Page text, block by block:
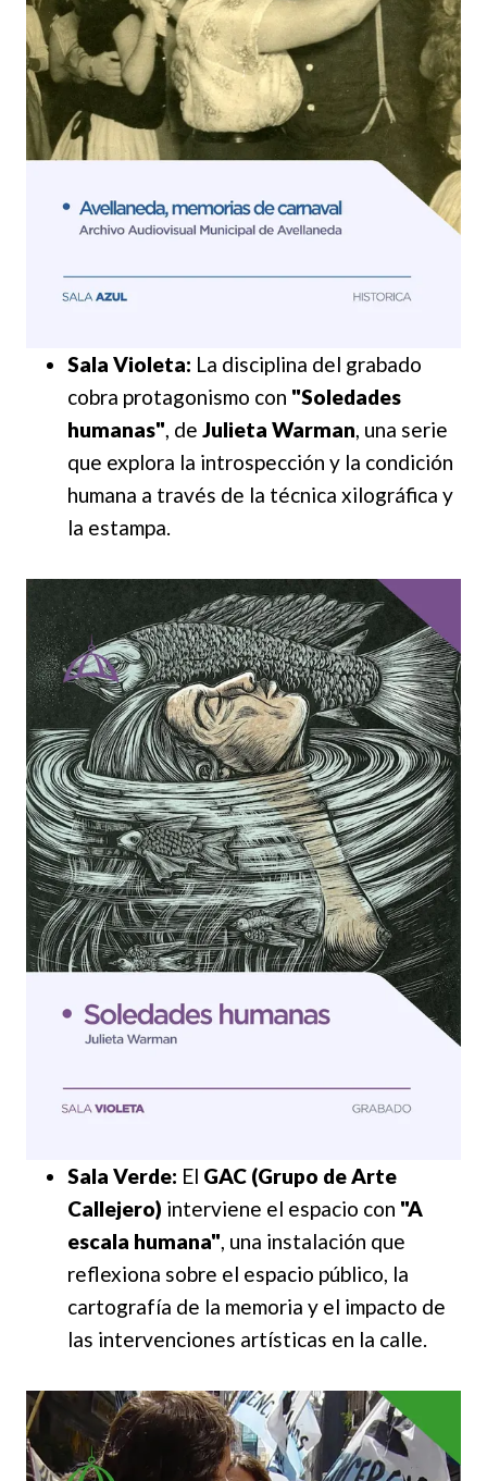
Sala Violeta: La disciplina del grabado
cobra protagonismo con "Soledades
humanas", de Julieta Warman, una serie
que explora la introspección y la condición
humana a través de la técnica xilográfica y
la estampa.
Sala Verde: El GAC (Grupo de Arte
Callejero) interviene el espacio con "A
escala humana", una instalación que
reflexiona sobre el espacio público, la
cartografía de la memoria y el impacto de
las intervenciones artísticas en la calle.